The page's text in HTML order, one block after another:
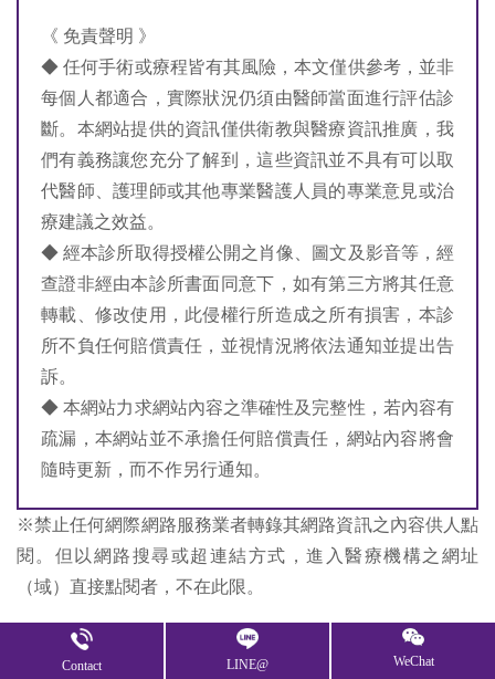
《 免責聲明 》
◆ 任何手術或療程皆有其風險，本文僅供參考，並非
每個人都適合，實際狀況仍須由醫師當面進行評估診
斷。本網站提供的資訊僅供衛教與醫療資訊推廣，我
們有義務讓您充分了解到，這些資訊並不具有可以取
代醫師、護理師或其他專業醫護人員的專業意見或治
療建議之效益。
◆ 經本診所取得授權公開之肖像、圖文及影音等，經
查證非經由本診所書面同意下，如有第三方將其任意
轉載、修改使用，此侵權行所造成之所有損害，本診
所不負任何賠償責任，並視情況將依法通知並提出告
訴。
◆ 本網站力求網站內容之準確性及完整性，若內容有
疏漏，本網站並不承擔任何賠償責任，網站內容將會
隨時更新，而不作另行通知。
※禁止任何網際網路服務業者轉錄其網路資訊之內容供人點
閱。但以網路搜尋或超連結方式，進入醫療機構之網址
（域）直接點閱者，不在此限。
案例分享
Contact LINE@ WeChat